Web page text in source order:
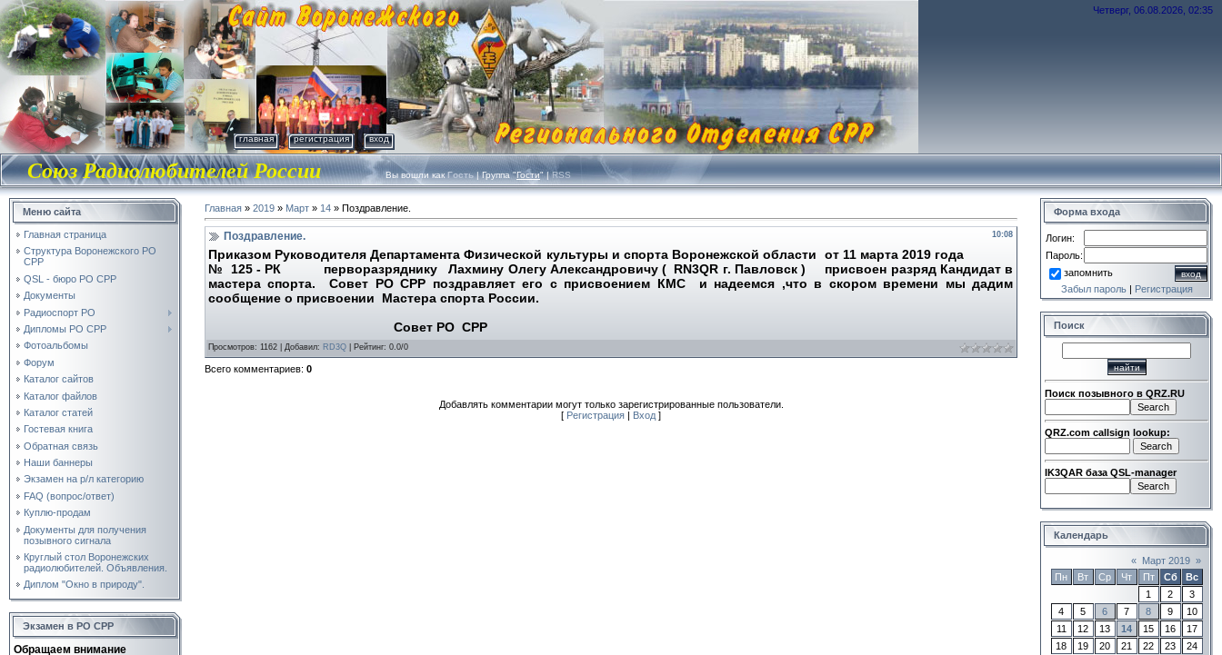
Четверг, 06.08.2026, 02:35
главная регистрация вход
Союз Радиолюбителей России Вы вошли какГость| Группа "Гости" |RSS
Меню сайта
Главная страница
Структура Воронежского РО
СРР
QSL - бюро РО СРР
Документы
Радиоспорт РО
Дипломы РО СРР
Фотоальбомы
Форум
Каталог сайтов
Каталог файлов
Каталог статей
Гостевая книга
Обратная связь
Наши баннеры
Экзамен на р/л категорию
FAQ (вопрос/ответ)
Куплю-продам
Документы для получения
позывного сигнала
Круглый стол Воронежских
радиолюбителей. Объявления.
Диплом "Окно в природу".
Экзамен в РО СРР
Обращаем внимание
Главная » 2019 » Март » 14 » Поздравление.
10:08
Поздравление.
Приказом Руководителя Департамента Физической культуры и спорта Воронежской области от 11 марта 2019 года
№ 125 - РК перворазряднику Лахмину Олегу Александровичу ( RN3QR г. Павловск ) присвоен разряд Кандидат в
мастера спорта. Совет РО СРР поздравляет его с присвоением КМС и надеемся ,что в скором времени мы дадим
сообщение о присвоении Мастера спорта России.
Совет РО СРР
Просмотров: 1162 | Добавил: RD3Q Рейтинг: 0.0/0
Всего комментариев: 0
Добавлять комментарии могут только зарегистрированные пользователи.
[ Регистрация | Вход ]
Форма входа
Логин:
Пароль:
запомнить
Забыл пароль| Регистрация
Поиск
Поиск позывного в QRZ.RU
QRZ.com callsign lookup:
IK3QAR база QSL-manager
Календарь
« Март 2019 »
Пн
Вт Ср Чт Пт Сб
Вс
1
2
3
4
5 6 7 8 9
10
11
12 13 14 15 16
17
18
19 20 21 22 23
24